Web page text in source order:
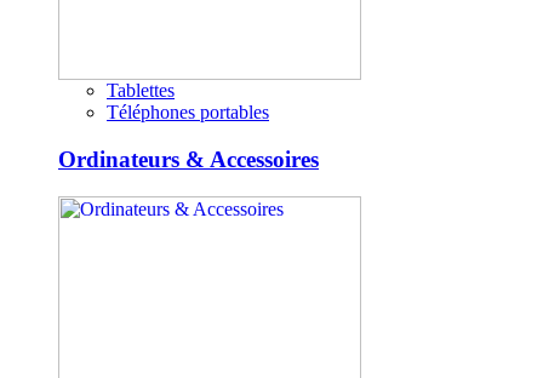
Tablettes
Téléphones portables
Ordinateurs & Accessoires